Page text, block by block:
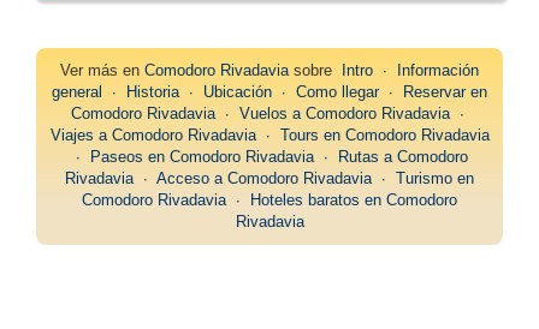
Ver más en Comodoro Rivadaviasobre Intro ∙
Información
general
∙ Historia∙ Ubicación ∙ Como llegar∙
Reservar en
Comodoro Rivadavia∙ Vuelos a Comodoro Rivadavia∙
Viajes a Comodoro Rivadavia∙ Tours en Comodoro Rivadavia
∙
Paseos en Comodoro Rivadavia∙
Rutas a Comodoro
Rivadavia∙ Acceso a Comodoro Rivadavia∙ Turismo en
Comodoro Rivadavia∙
Hoteles baratos en Comodoro
Rivadavia